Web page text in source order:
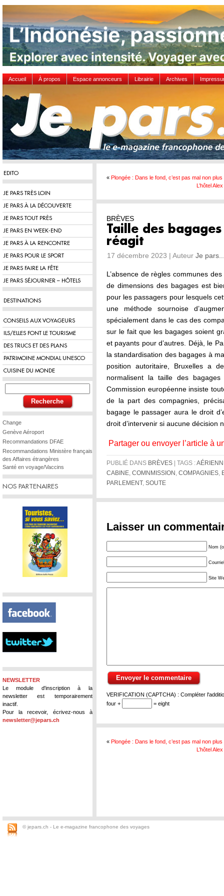
Accueil À propos Espace annonceurs Librairie Archives
EDITO
JE PARS TRÈS LOIN
JE PARS À LA DÉCOUVERTE
JE PARS TOUT PRÈS
JE PARS EN WEEK-END
JE PARS À LA RENCONTRE
JE PARS POUR LE SPORT
JE PARS FAIRE LA FÊTE
JE PARS SÉJOURNER – HÔTELS
DESTINATIONS
CONSEILS AUX VOYAGEURS
ILS/ELLES FONT LE TOURISME
DES TRUCS ET DES PLANS
PATRIMOINE MONDIAL UNESCO
CUISINE DU MONDE
Change
Genève Aéroport
Recommandations DFAE
Recommandations Ministère français
des Affaires étrangères
Santé en voyage/Vaccins
NOS PARTENAIRES
NEWSLETTER
Le module d'inscription à la
newsletter est temporairement
inactif.
Pour la recevoir, écrivez-nous à
newsletter@jepars.ch
« Plongée : Dans le fond, c’est pas mal non plus
L’hôtel
BRÈVES
Taille des
réagit
17 décembre 2023 | Auteur Je
L’absence de règles communes
de dimensions des bagages est
pour les passagers pour lesquels
une méthode sournoise
spécialement dans le cas des
sur le fait que les bagages soient
et payants pour d’autres. Déjà, le
la standardisation des bagages à
position autoritaire, Bruxelles a
normalisent la taille des
Commission européenne insiste
de la part des compagnies,
bagage le passager aura le droit
droit d’intervenir si aucune décision
Partager ou envoyer l’article à
PUBLIÉ DANS BRÈVES | TAGS :
CABINE COMNMISSION COMPAGNIES
PARLEMENT, SOUTE
Laisser un
Nom
Site
VERIFICATION (CAPTCHA) : Compléter
four +
= eight
« Plongée : Dans le fond, c’est pas mal non plus
L’hôtel
© jepars.ch - Le e-magazine francophone des voyages